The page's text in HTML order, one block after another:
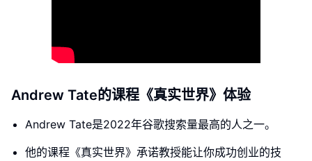
Andrew Tate的课程《真实世界》体验
Andrew Tate是2022年谷歌搜索量最高的人之一。
他的课程《真实世界》承诺教授能让你成功创业的技